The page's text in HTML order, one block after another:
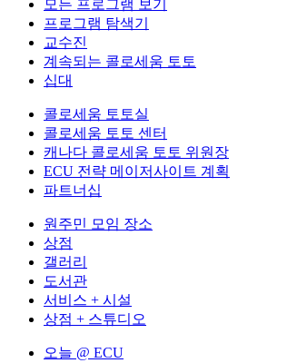
모든 프로그램 보기
프로그램 탐색기
교수진
계속되는 콜로세움 토토
십대
콜로세움 토토실
콜로세움 토토 센터
캐나다 콜로세움 토토 위원장
ECU 전략 메이저사이트 계획
파트너십
원주민 모임 장소
상점
갤러리
도서관
서비스 + 시설
상점 + 스튜디오
오늘 @ ECU